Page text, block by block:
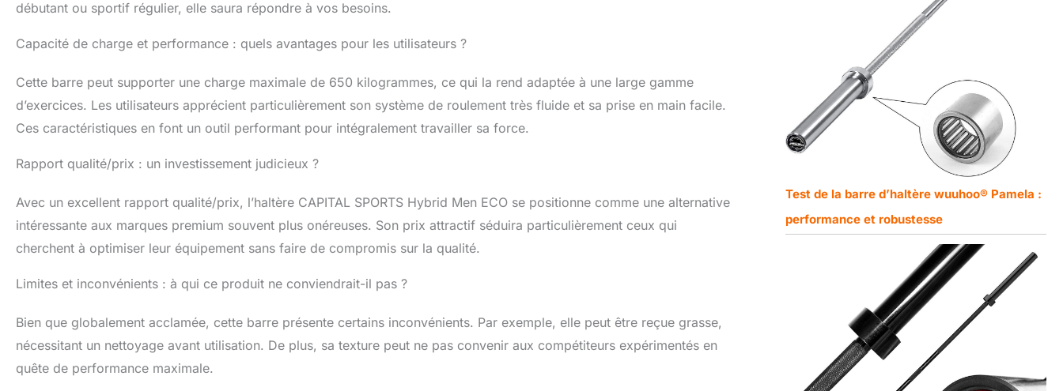
débutant ou sportif régulier, elle saura répondre à vos besoins.
Capacité de charge et performance : quels avantages pour les utilisateurs ?
Cette barre peut supporter une charge maximale de 650 kilogrammes, ce qui la rend adaptée à une large gamme
d’exercices. Les utilisateurs apprécient particulièrement son système de roulement très fluide et sa prise en main facile.
Ces caractéristiques en font un outil performant pour intégralement travailler sa force.
Rapport qualité/prix : un investissement judicieux ?
Avec un excellent rapport qualité/prix, l’haltère CAPITAL SPORTS Hybrid Men ECO se positionne comme une alternative
intéressante aux marques premium souvent plus onéreuses. Son prix attractif séduira particulièrement ceux qui
cherchent à optimiser leur équipement sans faire de compromis sur la qualité.
Limites et inconvénients : à qui ce produit ne conviendrait-il pas ?
Bien que globalement acclamée, cette barre présente certains inconvénients. Par exemple, elle peut être reçue grasse,
nécessitant un nettoyage avant utilisation. De plus, sa texture peut ne pas convenir aux compétiteurs expérimentés en
quête de performance maximale.
Test de la barre d’haltère wuuhoo® Pamela :
performance et robustesse